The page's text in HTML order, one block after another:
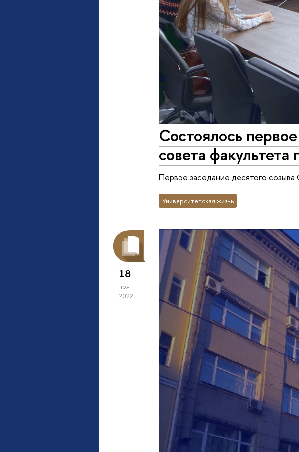
Состоялось
совета
Первое заседание десятого созыва
Университетская жизнь
18
ноя
2022